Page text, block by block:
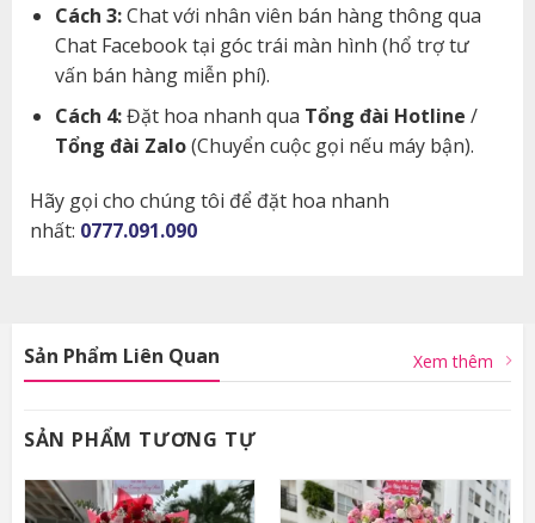
Cách 3:Chat với nhân viên bán hàng thông qua
Chat Facebook tại góc trái màn hình (hổ trợ tư
vấn bán hàng miễn phí).
Cách 4:Đặt hoa nhanh qua Tổng đài Hotline /
Tổng đài Zalo(Chuyển cuộc gọi nếu máy bận).
Hãy gọi cho chúng tôi để đặt hoa nhanh
nhất: 0777.091.090
Sản Phẩm Liên Quan Xem thêm
SẢN PHẨM TƯƠNG TỰ